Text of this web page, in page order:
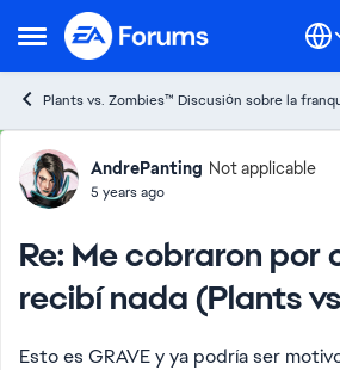
Open Side Menu
Skip to content
Plants vs. Zombies™ Discusión sobre la
Forum Discussion
AndrePanting Not applicable
5 years ago
Re: Me cobraron por
recibí nada (Plants
Esto es GRAVE y ya podría ser